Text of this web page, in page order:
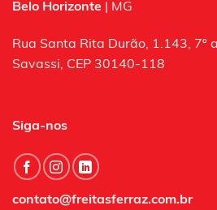
Belo Horizonte | MG
Rua Santa Rita Durão, 1.143, 7º
Savassi, CEP 30140-118
Siga-nos
contato@freitasferraz.com.br